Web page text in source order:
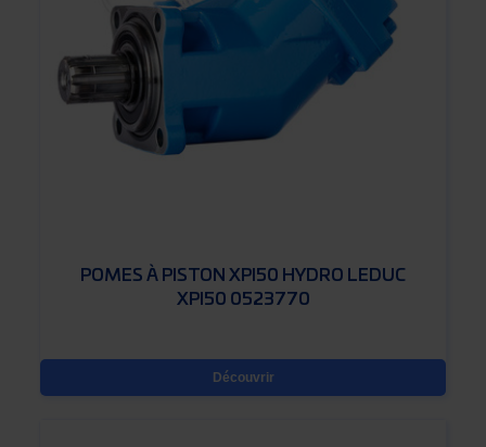
POMES À PISTON XPI50 HYDRO LEDUC
XPI50 0523770
Découvrir